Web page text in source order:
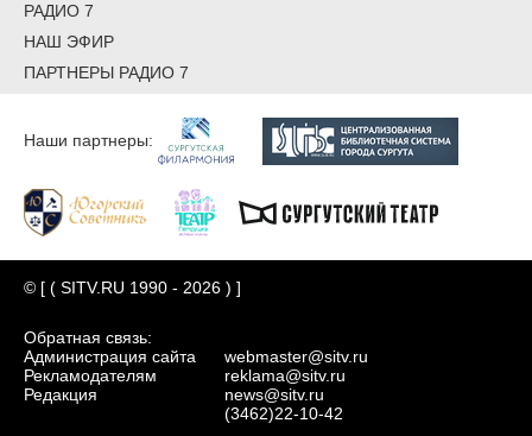
РАДИО 7
НАШ ЭФИР
ПАРТНЕРЫ РАДИО 7
Наши партнеры:
© [ ( SITV.RU 1990 - 2026 ) ]
Обратная связь:
Администрация сайта
Рекламодателям
Редакция
webmaster@sitv.ru
reklama@sitv.ru
news@sitv.ru
(3462)22-10-42